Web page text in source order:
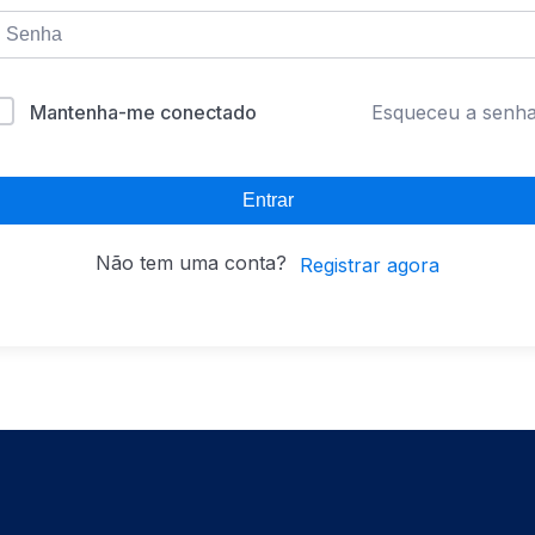
Mantenha-me conectado Esqueceu a
Entrar
Não tem uma conta? Registrar agora